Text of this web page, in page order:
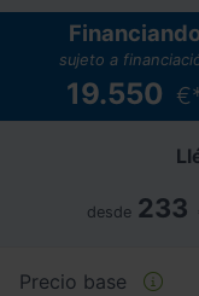
sujeto a
19.550
desde 233
Precio base